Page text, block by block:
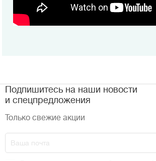
Подпишитесь на наши новости
и спецпредложения
Только свежие акции